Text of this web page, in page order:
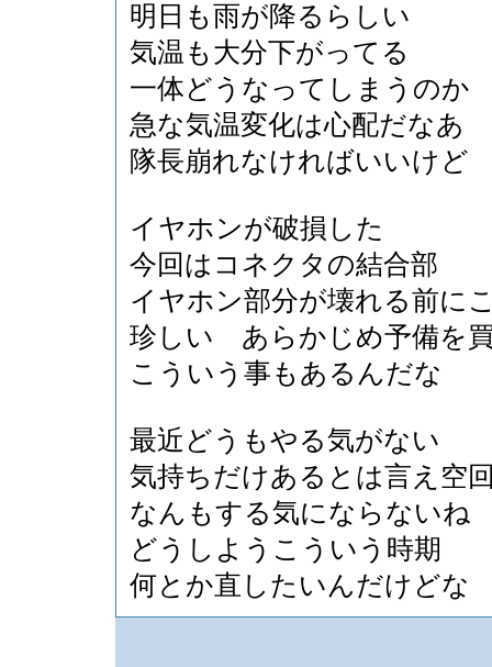
明日も雨が降るらしい
気温も大分下がってる
一体どうなってしまうのか
急な気温変化は心配だなあ
隊長崩れなければいいけど
イヤホンが破損した
今回はコネクタの結合部
イヤホン部分が壊れる前に
珍しい あらかじめ予備を
こういう事もあるんだな
最近どうもやる気がない
気持ちだけあるとは言え空
なんもする気にならないね
どうしようこういう時期
何とか直したいんだけどな